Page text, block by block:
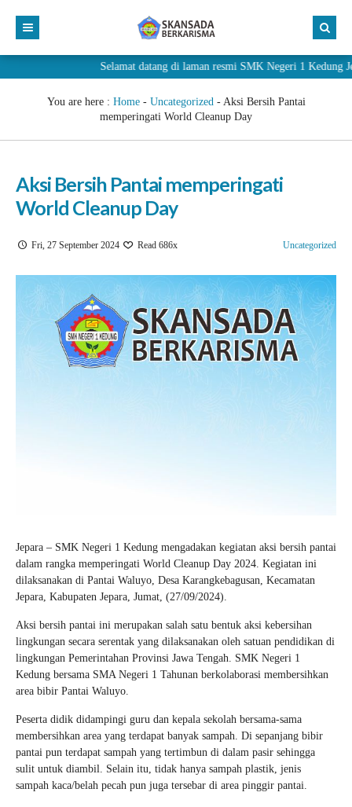
Selamat datang di laman resmi SMK Negeri 1 Kedung
You are here : Home- Uncategorized- Aksi Bersih Pantai
memperingati World Cleanup Day
Aksi Bersih Pantai memperingati
World Cleanup Day
Fri, 27 September 2024 Read 686x Uncategorized
Jepara – SMK Negeri 1 Kedung mengadakan kegiatan aksi bersih pantai
dalam rangka memperingati World Cleanup Day 2024. Kegiatan ini
dilaksanakan di Pantai Waluyo, Desa Karangkebagusan, Kecamatan
Jepara, Kabupaten Jepara, Jumat, (27/09/2024).
Aksi bersih pantai ini merupakan salah satu bentuk aksi kebersihan
lingkungan secara serentak yang dilaksanakan oleh satuan pendidikan di
lingkungan Pemerintahan Provinsi Jawa Tengah. SMK Negeri 1
Kedung bersama SMA Negeri 1 Tahunan berkolaborasi membersihkan
area bibir Pantai Waluyo.
Peserta didik didampingi guru dan kepala sekolah bersama-sama
membersihkan area yang terdapat banyak sampah. Di sepanjang bibir
pantai pun terdapat sampah yang tertimbun di dalam pasir sehingga
sulit untuk diambil. Selain itu, tidak hanya sampah plastik, jenis
sampah kaca/belah pecah pun juga tersebar di area pinggir pantai.